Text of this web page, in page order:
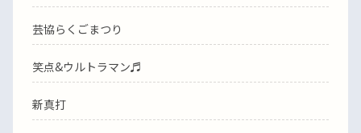
芸協らくごまつり
笑点&ウルトラマン♬
新真打